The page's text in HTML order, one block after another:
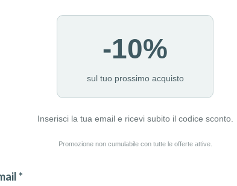
GIOIELLI MODA OROLOGI
-10%
sul tuo prossimo acquisto
Inserisci la tua email e ricevi subito il codice sconto.
Promozione non cumulabile con tutte le offerte attive.
*